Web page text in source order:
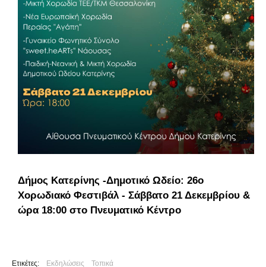
Δήμος Κατερίνης -Δημοτικό Ωδείο: 26ο
Χορωδιακό Φεστιβάλ - Σάββατο 21 Δεκεμβρίου &
ώρα 18:00 στο Πνευματικό Κέντρο
Ετικέτες: Εκδηλώσεις Τοπικά